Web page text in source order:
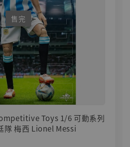
售完
Toys 1/6 可動系列
隊 梅西 Lionel Messi